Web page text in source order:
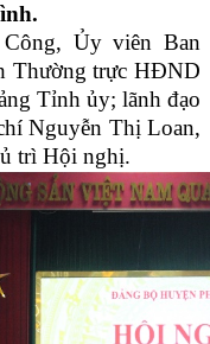
Ủy viên Ban
Thường trực HĐND
Tỉnh ủy; lãnh đạo
Nguyễn Thị Loan,
trì Hội nghị.